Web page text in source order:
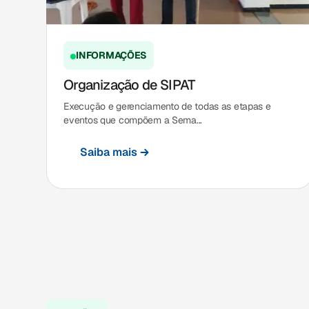
INFORMAÇÕES
Organização de SIPAT
Execução e gerenciamento de todas as etapas e
eventos que compõem a Sema...
Saiba mais